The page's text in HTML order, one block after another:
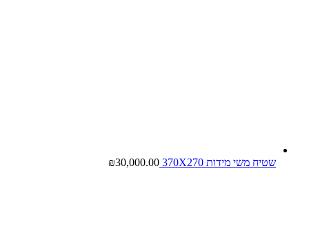
שטיח משי מידות 370X270 ₪30,000.00